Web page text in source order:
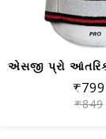
₹799
₹849